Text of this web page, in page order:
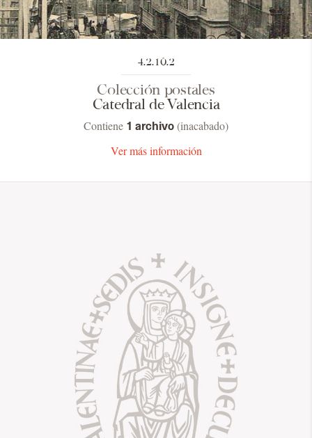
4.2.10.2
Colección postales
Catedral de Valencia
Contiene 1 archivo (inacabado)
Ver más información